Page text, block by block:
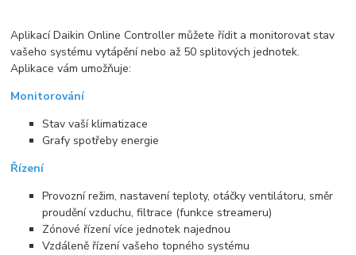
Aplikací Daikin Online Controller můžete řídit a monitorovat stav
vašeho systému vytápění nebo až 50 splitových jednotek.
Aplikace vám umožňuje:
Monitorování
Stav vaší klimatizace
Grafy spotřeby energie
Řízení
Provozní režim, nastavení teploty, otáčky ventilátoru, směr
proudění vzduchu, filtrace (funkce streameru)
Zónové řízení více jednotek najednou
Vzdáleně řízení vašeho topného systému